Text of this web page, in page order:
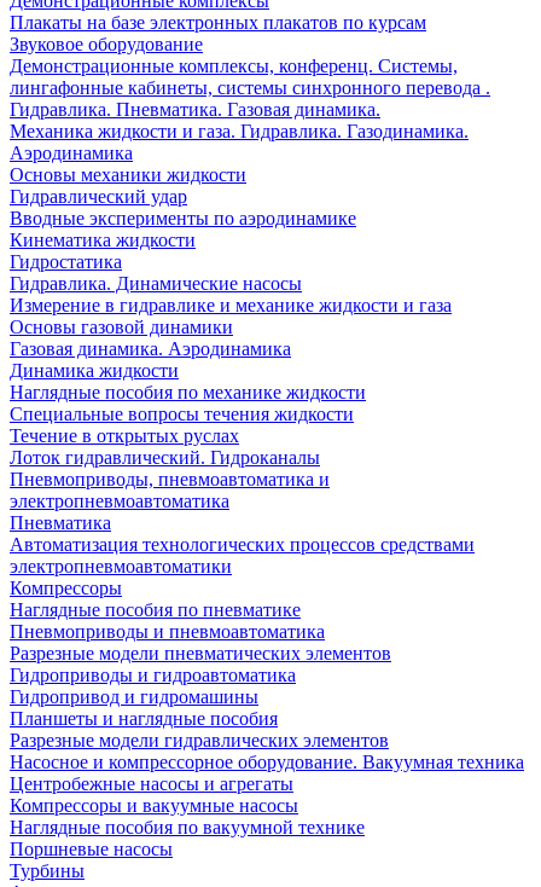
Плакаты на базе электронных плакатов по курсам
Звуковое оборудование
Демонстрационные комплексы, конференц. Системы,
лингафонные кабинеты, системы синхронного перевода .
Гидравлика. Пневматика. Газовая динамика.
Механика жидкости и газа. Гидравлика. Газодинамика.
Аэродинамика
Основы механики жидкости
Гидравлический удар
Вводные эксперименты по аэродинамике
Кинематика жидкости
Гидростатика
Гидравлика. Динамические насосы
Измерение в гидравлике и механике жидкости и газа
Основы газовой динамики
Газовая динамика. Аэродинамика
Динамика жидкости
Наглядные пособия по механике жидкости
Специальные вопросы течения жидкости
Течение в открытых руслах
Лоток гидравлический. Гидроканалы
Пневмоприводы, пневмоавтоматика и
электропневмоавтоматика
Пневматика
Автоматизация технологических процессов средствами
электропневмоавтоматики
Компрессоры
Наглядные пособия по пневматике
Пневмоприводы и пневмоавтоматика
Разрезные модели пневматических элементов
Гидроприводы и гидроавтоматика
Гидропривод и гидромашины
Планшеты и наглядные пособия
Разрезные модели гидравлических элементов
Насосное и компрессорное оборудование. Вакуумная техника
Центробежные насосы и агрегаты
Компрессоры и вакуумные насосы
Наглядные пособия по вакуумной технике
Поршневые насосы
Турбины